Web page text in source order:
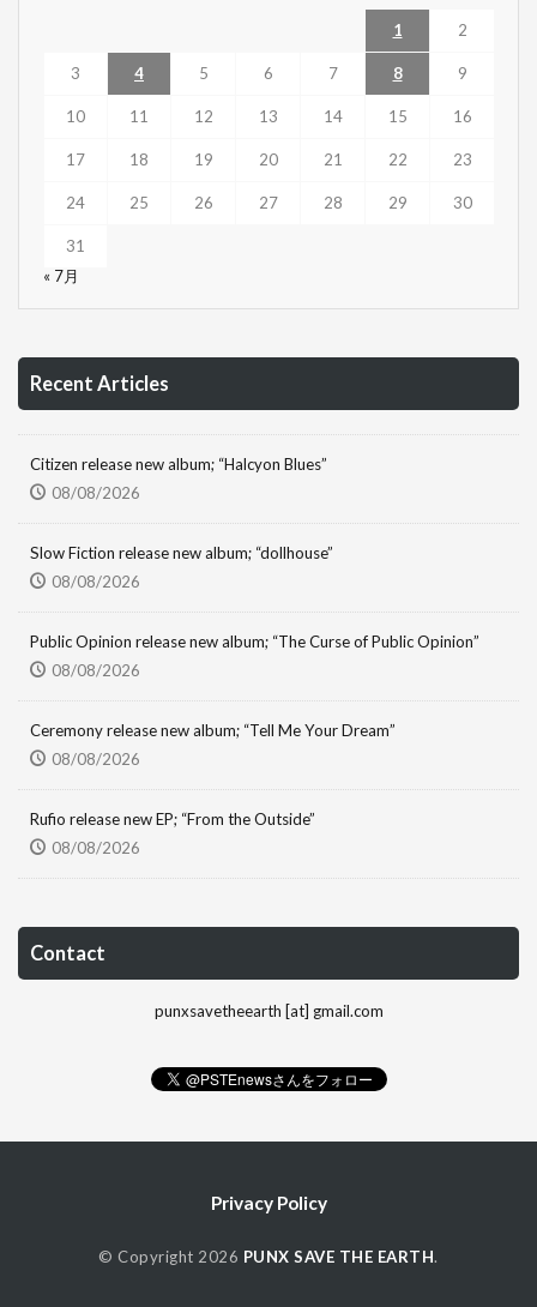
1 2
3 4 5 6 7 8 9
10 11 12 13 14 15 16
17 18 19 20 21 22 23
24 25 26 27 28 29 30
31
« 7月
Recent Articles
Citizen release new album; “Halcyon Blues”
08/08/2026
Slow Fiction release new album; “dollhouse”
08/08/2026
Public Opinion release new album; “The Curse of Public Opinion”
08/08/2026
Ceremony release new album; “Tell Me Your Dream”
08/08/2026
Rufio release new EP; “From the Outside”
08/08/2026
Contact
punxsavetheearth [at] gmail.com
Privacy Policy
© Copyright 2026 PUNX SAVE THE EARTH.